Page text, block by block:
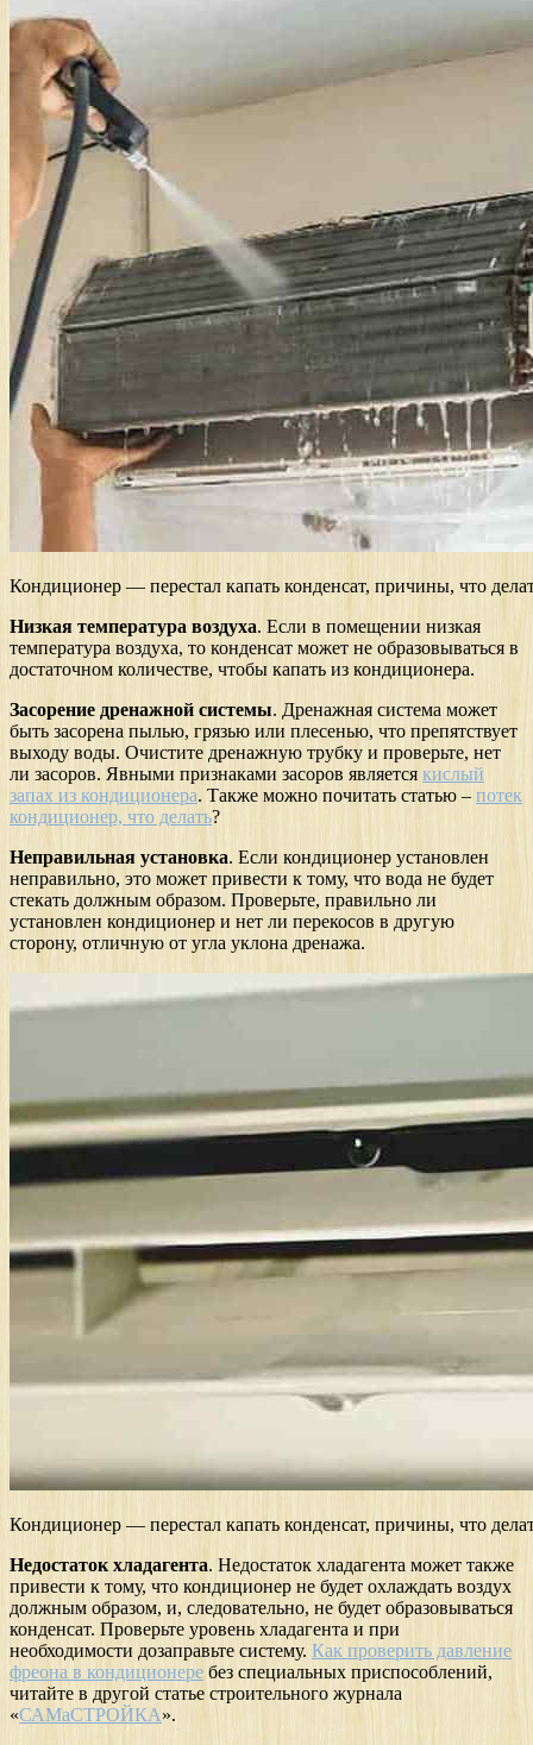
Кондиционер — перестал капать конденсат, причины, что
Низкая температура воздуха. Если в помещении низкая
температура воздуха, то конденсат может не образовываться в
достаточном количестве, чтобы капать из кондиционера.
Засорение дренажной системы. Дренажная система может
быть засорена пылью, грязью или плесенью, что препятствует
выходу воды. Очистите дренажную трубку и проверьте, нет
ли засоров. Явными признаками засоров является кислый
запах из кондиционера. Также можно почитать статью – потек
кондиционер, что делать?
Неправильная установка. Если кондиционер установлен
неправильно, это может привести к тому, что вода не будет
стекать должным образом. Проверьте, правильно ли
установлен кондиционер и нет ли перекосов в другую
сторону, отличную от угла уклона дренажа.
Кондиционер — перестал капать конденсат, причины, что
Недостаток хладагента. Недостаток хладагента может также
привести к тому, что кондиционер не будет охлаждать воздух
должным образом, и, следовательно, не будет образовываться
конденсат. Проверьте уровень хладагента и при
необходимости дозаправьте систему. Как проверить давление
фреона в кондиционере без специальных приспособлений,
читайте в другой статье строительного журнала
«САМаСТРОЙКА».